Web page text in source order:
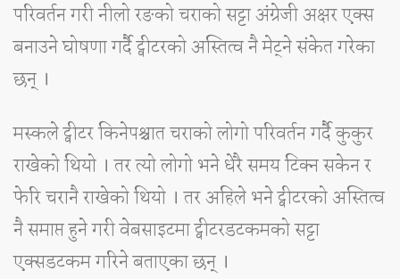
परिवर्तन गरी नीलो रङको चराको सट्टा अंग्रेजी अक्षर एक्स
बनाउने घोषणा गर्दै ट्वीटरको अस्तित्व नै मेट्ने संकेत गरेका
छन् ।
मस्कले ट्वीटर किनेपश्चात चराको लोगो परिवर्तन गर्दै कुकुर
राखेको थियो । तर त्यो लोगो भने धेरै समय टिक्न सकेन र
फेरि चरानै राखेको थियो । तर अहिले भने ट्वीटरको अस्तित्व
नै समाप्त हुने गरी वेबसाइटमा ट्वीटरडटकमको सट्टा
एक्सडटकम गरिने बताएका छन् ।